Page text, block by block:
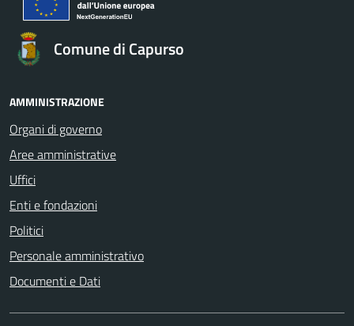
Comune di Capurso
AMMINISTRAZIONE
Organi di governo
Aree amministrative
Uffici
Enti e fondazioni
Politici
Personale amministrativo
Documenti e Dati